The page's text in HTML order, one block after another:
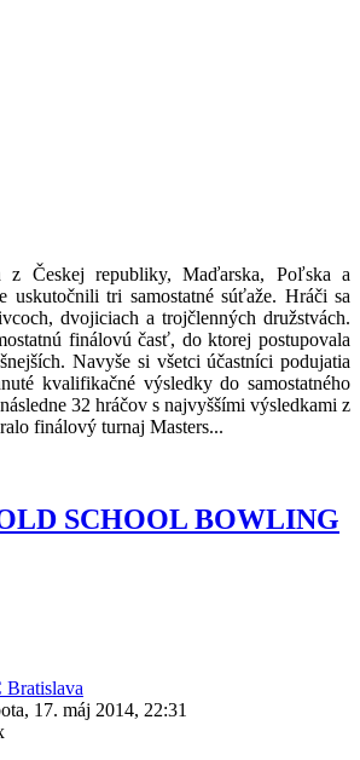
z Českej republiky, Maďarska, Poľska a
uskutočnili tri samostatné súťaže. Hráči sa
dvojiciach a trojčlenných družstvách.
finálovú časť, do ktorej postupovala
Navyše si všetci účastníci podujatia
kvalifikačné výsledky do samostatného
32 hráčov s najvyššími výsledkami z
finálový turnaj Masters...
SCHOOL BOWLING
17. máj 2014, 22:31